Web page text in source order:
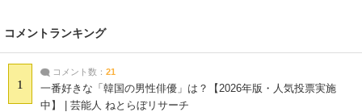
コメントランキング
1
コメント数： 21
一番好きな「韓国の男性俳優」は？【2026年版・人気投票実施
中】 | 芸能人 ねとらぼリサーチ